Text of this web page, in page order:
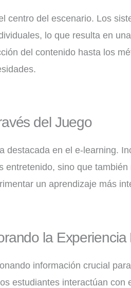
centro del escenario. Los
lo que resulta en
del contenido hasta los
del Juego
destacada en el e-learning.
entretenido, sino que
un aprendizaje más
la Experiencia
información crucial
estudiantes interactúan